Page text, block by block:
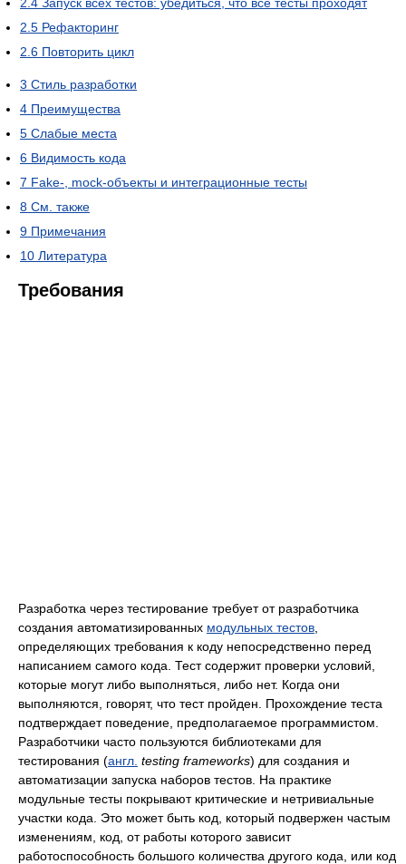
2.5 Рефакторинг
2.6 Повторить цикл
3 Стиль разработки
4 Преимущества
5 Слабые места
6 Видимость кода
7 Fake-, mock-объекты и интеграционные тесты
8 См. также
9 Примечания
10 Литература
Требования
Разработка через тестирование требует от разработчика
создания автоматизированных модульных тестов
определяющих требования к коду непосредственно перед
написанием самого кода. Тест содержит проверки условий,
которые могут либо выполняться, либо нет. Когда они
выполняются, говорят, что тест пройден. Прохождение теста
подтверждает поведение, предполагаемое программистом.
Разработчики часто пользуются библиотеками для
тестирования (англ. testing frameworks) для создания и
автоматизации запуска наборов тестов. На практике
модульные тесты покрывают критические и нетривиальные
участки кода. Это может быть код, который подвержен частым
изменениям, код, от работы которого зависит
работоспособность большого количества другого кода, или код